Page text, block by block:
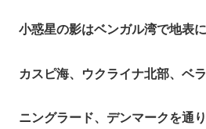
小惑星の影はベンガル湾で地表
カスピ海、ウクライナ北部、ベ
ニングラード、デンマークを通り